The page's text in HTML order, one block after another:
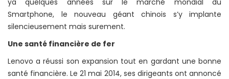
Smartphone, le nouveau géant chinois s’y implante
silencieusement mais surement.
Une santé financière de fer
Lenovo a réussi son expansion tout en gardant une bonne
santé financière. Le 21 mai 2014, ses dirigeants ont annoncé